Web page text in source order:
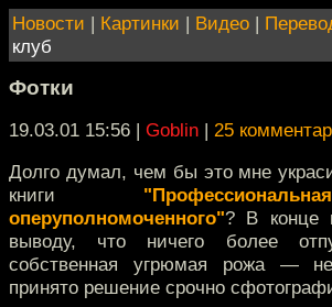
Новости | Картинки | Видео |
клуб
Фотки
19.03.01 15:56 | Goblin | 25
Долго думал, чем бы это мне
книги
оперуполномоченного"? В конце
выводу, что ничего более
собственная угрюмая рожа —
принято решение срочно